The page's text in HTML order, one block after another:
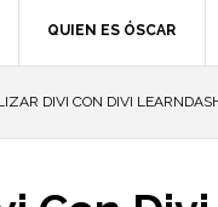
QUIEN ES ÓSCAR
DIVI CON DIVI